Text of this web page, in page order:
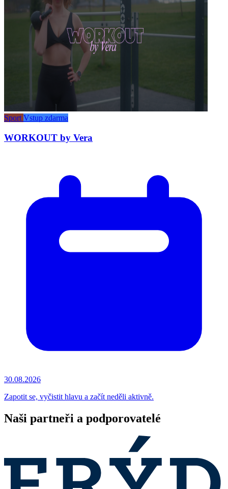
Sport Vstup zdarma
WORKOUT by Vera
30.08.2026
Zapotit se, vyčistit hlavu a začít neděli aktivně.
Naši partneři a podporovatelé